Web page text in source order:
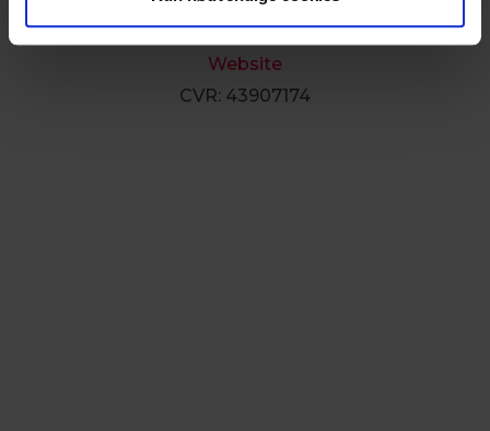
1456 København K
Website
CVR: 43907174